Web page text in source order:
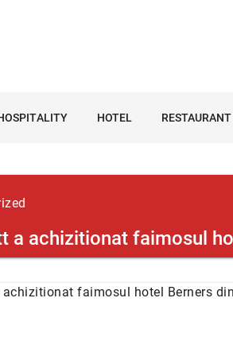
HOTEL RESTAURANT
a achizitionat faimosul